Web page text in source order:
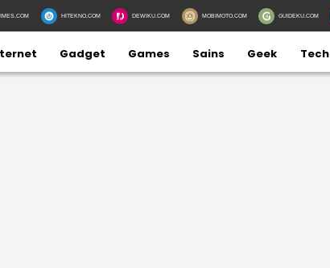
HITEKNO.COM DEWIKU.COM MOBIMOTO.COM GUIDEKU.COM
Gadget Games Sains Geek Tech